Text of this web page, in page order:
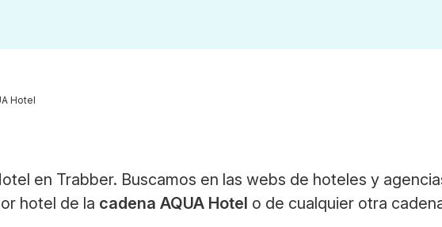
Hotel
en Trabber. Buscamos en las webs de hoteles y
hotel de la cadena AQUA Hotel o de cualquier otra